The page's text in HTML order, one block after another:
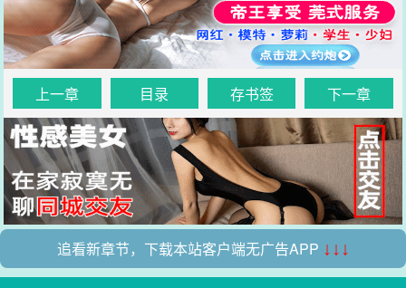
上一章 目录 存书签 下一章
追看新章节，下载本站客户端无广告APP ↓↓↓